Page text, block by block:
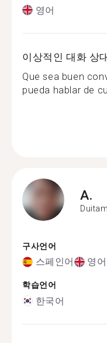
영어
이상적인 대화 상
Que sea buen
pueda hablar de
A.
구사언어
스페인어 영어
학습언어
한국어